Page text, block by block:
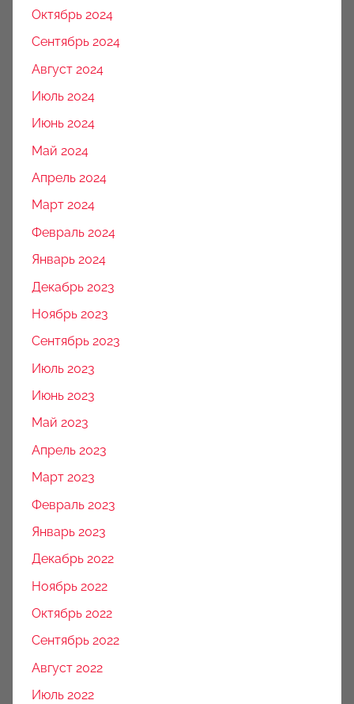
Октябрь 2024
Сентябрь 2024
Август 2024
Июль 2024
Июнь 2024
Май 2024
Апрель 2024
Март 2024
Февраль 2024
Январь 2024
Декабрь 2023
Ноябрь 2023
Сентябрь 2023
Июль 2023
Июнь 2023
Май 2023
Апрель 2023
Март 2023
Февраль 2023
Январь 2023
Декабрь 2022
Ноябрь 2022
Октябрь 2022
Сентябрь 2022
Август 2022
Июль 2022